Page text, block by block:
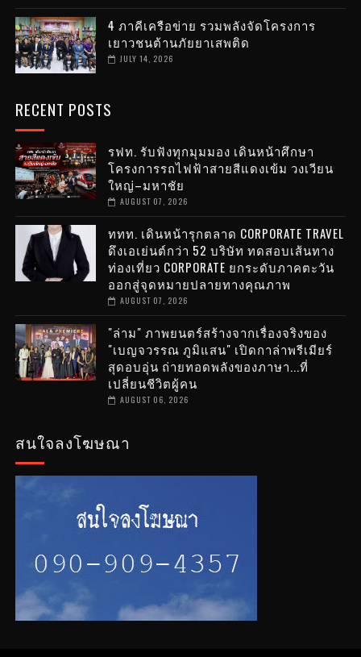
4 ภาคีเครือข่าย รวมพลังจัดโครงการ
เยาวชนต้านภัยยาเสพติด
JULY 14, 2026
RECENT POSTS
รฟท. รับฟังทุกมุมมอง เดินหน้าศึกษา
โครงการรถไฟฟ้าสายสีแดงเข้ม วงเวียน
ใหญ่–มหาชัย
AUGUST 07, 2026
ททท. เดินหน้ารุกตลาด CORPORATE TRAVEL
ดึงเอเย่นต์กว่า 52 บริษัท ทดสอบเส้นทาง
ท่องเที่ยว CORPORATE ยกระดับภาคตะวัน
ออกสู่จุดหมายปลายทางคุณภาพ
AUGUST 07, 2026
"ล่าม" ภาพยนตร์สร้างจากเรื่องจริงของ
"เบญจวรรณ ภูมิแสน" เปิดกาล่าพรีเมียร์
สุดอบอุ่น ถ่ายทอดพลังของภาษา...ที่
เปลี่ยนชีวิตผู้คน
AUGUST 06, 2026
สนใจลงโฆษณา